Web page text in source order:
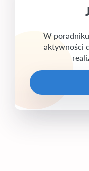
W
aktywności